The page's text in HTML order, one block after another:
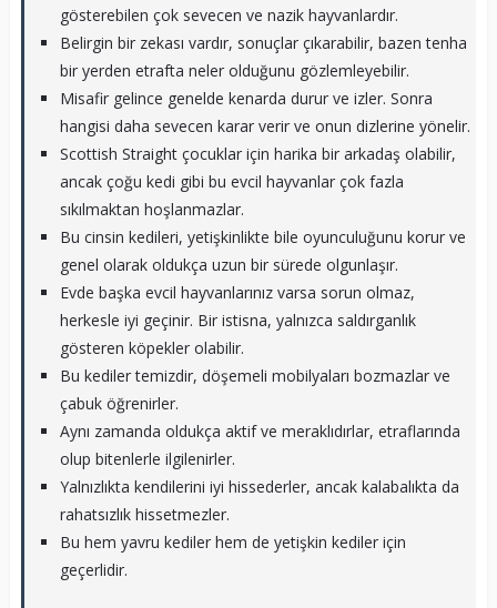
gösterebilen çok sevecen ve nazik hayvanlardır.
Belirgin bir zekası vardır, sonuçlar çıkarabilir, bazen tenha
bir yerden etrafta neler olduğunu gözlemleyebilir.
Misafir gelince genelde kenarda durur ve izler. Sonra
hangisi daha sevecen karar verir ve onun dizlerine yönelir.
Scottish Straight çocuklar için harika bir arkadaş olabilir,
ancak çoğu kedi gibi bu evcil hayvanlar çok fazla
sıkılmaktan hoşlanmazlar.
Bu cinsin kedileri, yetişkinlikte bile oyunculuğunu korur ve
genel olarak oldukça uzun bir sürede olgunlaşır.
Evde başka evcil hayvanlarınız varsa sorun olmaz,
herkesle iyi geçinir. Bir istisna, yalnızca saldırganlık
gösteren köpekler olabilir.
Bu kediler temizdir, döşemeli mobilyaları bozmazlar ve
çabuk öğrenirler.
Aynı zamanda oldukça aktif ve meraklıdırlar, etraflarında
olup bitenlerle ilgilenirler.
Yalnızlıkta kendilerini iyi hissederler, ancak kalabalıkta da
rahatsızlık hissetmezler.
Bu hem yavru kediler hem de yetişkin kediler için
geçerlidir.